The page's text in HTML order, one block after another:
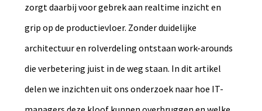
zorgt daarbij voor gebrek aan realtime inzicht en
grip op de productievloer. Zonder duidelijke
architectuur en rolverdeling ontstaan work-arounds
die verbetering juist in de weg staan. In dit artikel
delen we inzichten uit ons onderzoek naar hoe IT-